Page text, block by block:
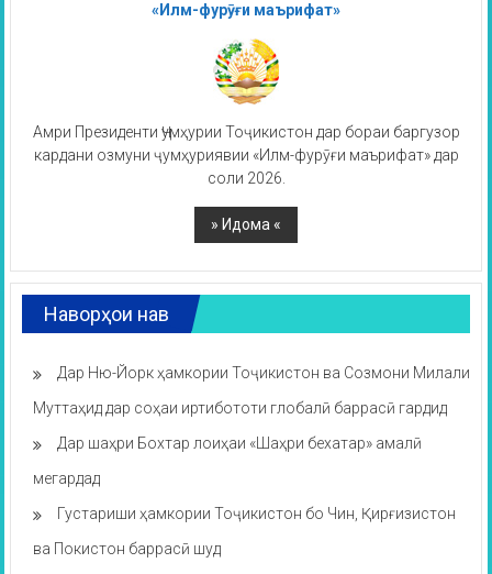
«Илм-фурӯғи маърифат»
Амри Президенти Ҷумҳурии Тоҷикистон дар бораи баргузор
кардани озмуни ҷумҳуриявии «Илм-фурӯғи маърифат» дар
соли 2026.
Наворҳои нав
Дар Ню-Йорк ҳамкории Тоҷикистон ва Созмони Милали
Муттаҳид дар соҳаи иртибототи глобалӣ баррасӣ гардид
Дар шаҳри Бохтар лоиҳаи «Шаҳри бехатар» амалӣ
мегардад
Густариши ҳамкории Тоҷикистон бо Чин, Қирғизистон
ва Покистон баррасӣ шуд